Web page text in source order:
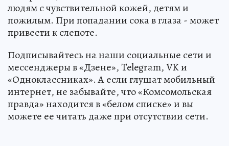
людям с чувствительной кожей, детям и
пожилым. При попадании сока в глаза - может
привести к слепоте.
Подписывайтесь на наши социальные сети и
мессенджеры в «Дзене», Telegram, VK и
«Одноклассниках». А если глушат мобильный
интернет, не забывайте, что «Комсомольская
правда» находится в «белом списке» и вы
можете ее читать даже при отсутствии сети.